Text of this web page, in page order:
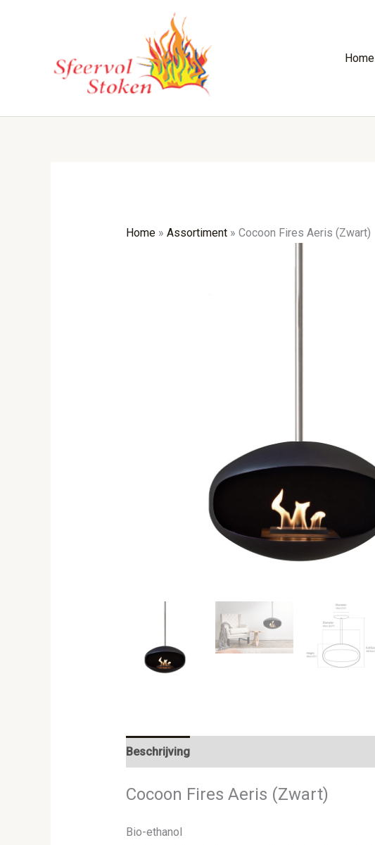
Home
Home» Assortiment» Cocoon Fires Aeris (Zwart)
Beschrijving
Cocoon Fires Aeris (Zwart)
Bio-ethanol